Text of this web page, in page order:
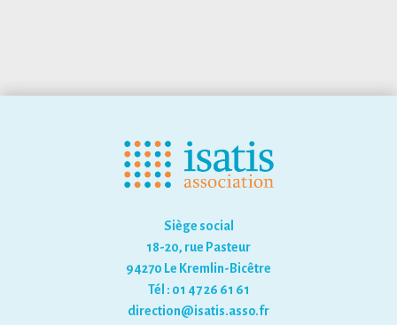
Siège social
18-20, rue Pasteur
94270 Le Kremlin-Bicêtre
Tél : 01 47 26 61 61
direction@isatis.asso.fr